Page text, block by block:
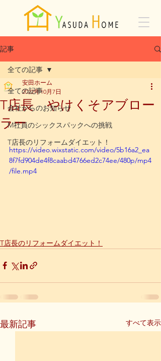
記事
全ての記事
会社からのお知らせ
M社員のシックスパックへの挑戦
T店長のリフォームダイエット！
全ての記事
T店長 やけくそアブロー
ラー
安田ホーム
2022年10月7日
https://video.wixstatic.com/video/5b16a2_ea
8f7fd904de4f8caabd4766ed2c74ee/480p/mp4
/file.mp4
T店長のリフォームダイエット！
最新記事 すべて表示